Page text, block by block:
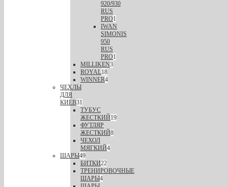
920/930
RUS
PRO1
IWAN
SIMONIS
950
RUS
PRO1
MILLIKEN3
ROYAL18
WINNER4
ЧЕХЛЫ
ДЛЯ
КИЕВ31
ТУБУС
ЖЕСТКИЙ19
ФУТЛЯР
ЖЕСТКИЙ8
ЧЕХОЛ
МЯГКИЙ4
ШАРЫ49
БИТКИ22
ТРЕНИРОВОЧНЫЕ
ШАРЫ4